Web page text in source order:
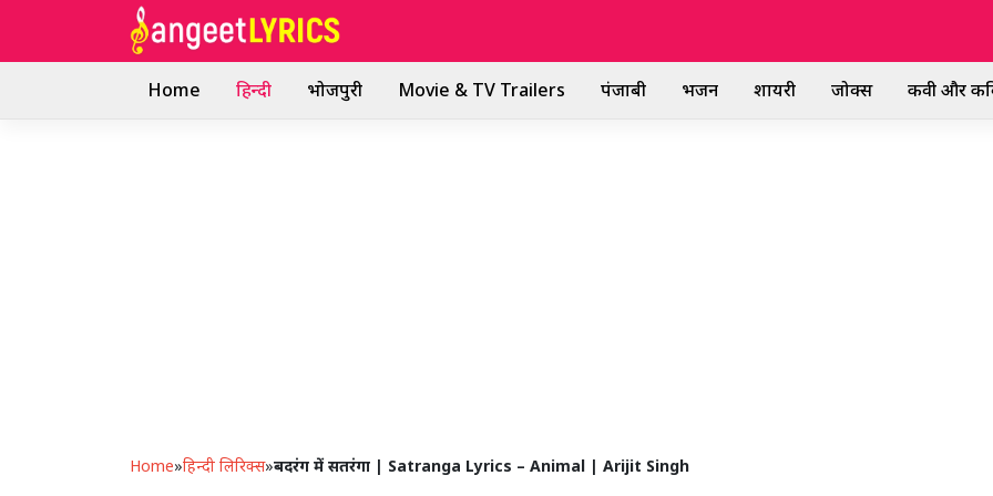
Home हिन्दी भोजपुरी Movie & TV Trailers पंजाबी भजन शायरी जोक्स कवी और
Home»हिन्दी लिरिक्स»बदरंग में सतरंगा | Satranga Lyrics – Animal | Arijit Singh